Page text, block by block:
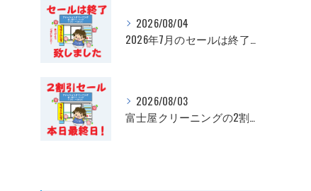
2026/08/04
2026年7月のセールは終了いたしました
2026/08/03
富士屋クリーニングの2割引セール、最終日です